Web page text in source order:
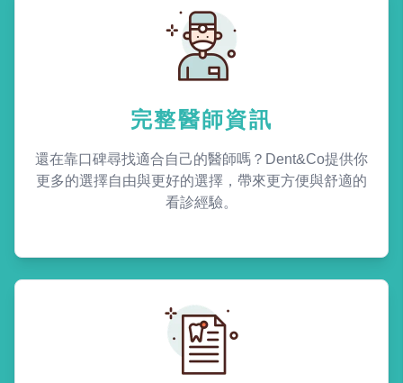
完整醫師資訊
還在靠口碑尋找適合自己的醫師嗎？Dent&Co提供你
更多的選擇自由與更好的選擇，帶來更方便與舒適的
看診經驗。